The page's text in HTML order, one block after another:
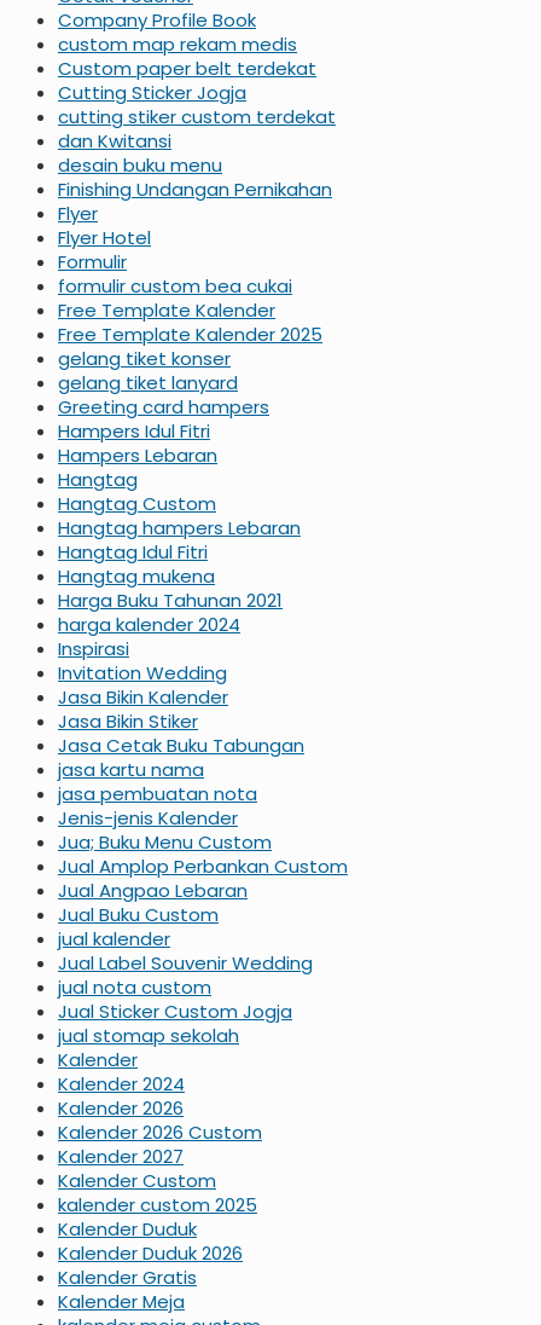
Company Profile Book
custom map rekam medis
Custom paper belt terdekat
Cutting Sticker Jogja
cutting stiker custom terdekat
dan Kwitansi
desain buku menu
Finishing Undangan Pernikahan
Flyer
Flyer Hotel
Formulir
formulir custom bea cukai
Free Template Kalender
Free Template Kalender 2025
gelang tiket konser
gelang tiket lanyard
Greeting card hampers
Hampers Idul Fitri
Hampers Lebaran
Hangtag
Hangtag Custom
Hangtag hampers Lebaran
Hangtag Idul Fitri
Hangtag mukena
Harga Buku Tahunan 2021
harga kalender 2024
Inspirasi
Invitation Wedding
Jasa Bikin Kalender
Jasa Bikin Stiker
Jasa Cetak Buku Tabungan
jasa kartu nama
jasa pembuatan nota
Jenis-jenis Kalender
Jua; Buku Menu Custom
Jual Amplop Perbankan Custom
Jual Angpao Lebaran
Jual Buku Custom
jual kalender
Jual Label Souvenir Wedding
jual nota custom
Jual Sticker Custom Jogja
jual stomap sekolah
Kalender
Kalender 2024
Kalender 2026
Kalender 2026 Custom
Kalender 2027
Kalender Custom
kalender custom 2025
Kalender Duduk
Kalender Duduk 2026
Kalender Gratis
Kalender Meja